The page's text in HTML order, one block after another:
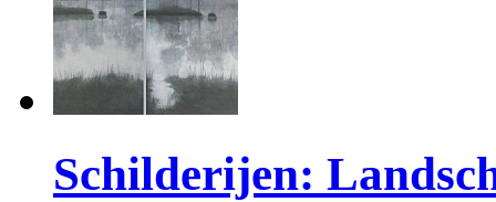
Schilderijen: